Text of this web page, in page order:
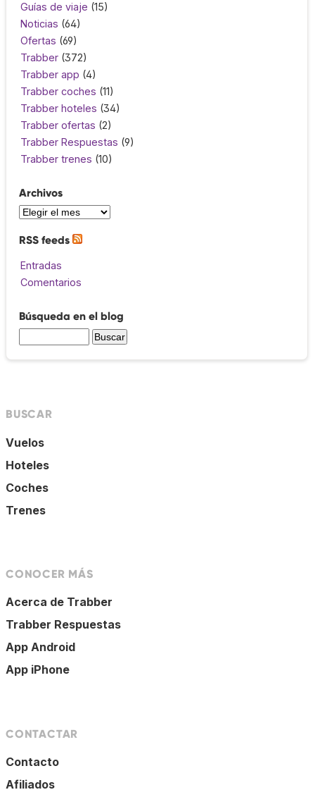
Guías de viaje (15)
Noticias (64)
Ofertas (69)
Trabber (372)
Trabber app (4)
Trabber coches (11)
Trabber hoteles (34)
Trabber ofertas (2)
Trabber Respuestas (9)
Trabber trenes (10)
Archivos
RSS feeds
Entradas
Comentarios
Búsqueda en el blog
BUSCAR
Vuelos
Hoteles
Coches
Trenes
CONOCER MÁS
Acerca de Trabber
Trabber Respuestas
App Android
App iPhone
CONTACTAR
Contacto
Afiliados